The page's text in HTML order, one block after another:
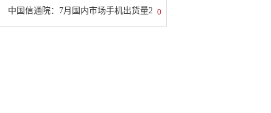
0
中国信通院：7月国内市场手机出货量2